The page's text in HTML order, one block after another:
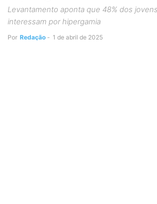
Levantamento aponta que 48% dos
interessam por hipergamia
Por Redação - 1 de abril de 2025